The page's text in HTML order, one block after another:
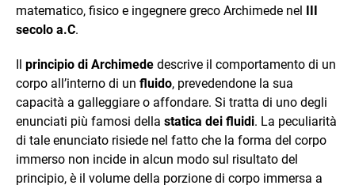
matematico, fisico e ingegnere greco Archimede nel III
secolo a.C.
Il principio di Archimede descrive il comportamento di un
corpo all’interno di un fluido, prevedendone la sua
capacità a galleggiare o affondare. Si tratta di uno degli
enunciati più famosi della statica dei fluidi. La peculiarità
di tale enunciato risiede nel fatto che la forma del corpo
immerso non incide in alcun modo sul risultato del
principio, è il volume della porzione di corpo immersa a